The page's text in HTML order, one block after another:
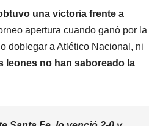
una victoria frente a
apertura cuando ganó por la
doblegar a Atlético Nacional, ni
leones no han saboreado la